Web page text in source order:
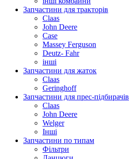
Запчастини для тракторів
Claas
John Deere
Case
Massey Ferguson
Deutz- Fahr
інші
Запчастини для жаток
Claas
Geringhoff
Запчастини для прес-підбирачів
Claas
John Deere
Welger
Інші
Запчастини по типам
Фільтри